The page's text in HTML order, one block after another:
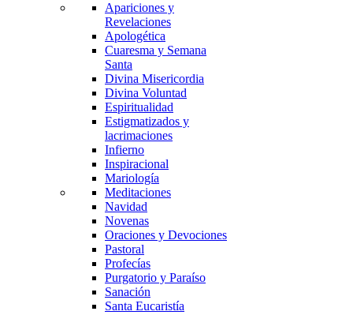
Apariciones y
Revelaciones
Apologética
Cuaresma y Semana
Santa
Divina Misericordia
Divina Voluntad
Espiritualidad
Estigmatizados y
lacrimaciones
Infierno
Inspiracional
Mariología
Meditaciones
Navidad
Novenas
Oraciones y Devociones
Pastoral
Profecías
Purgatorio y Paraíso
Sanación
Santa Eucaristía